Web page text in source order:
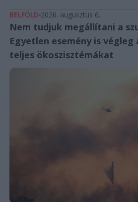
BELFÖLD 2026. augusztus 6.
Nem tudjuk megállítani a
Egyetlen esemény is
teljes ökoszisztémákat